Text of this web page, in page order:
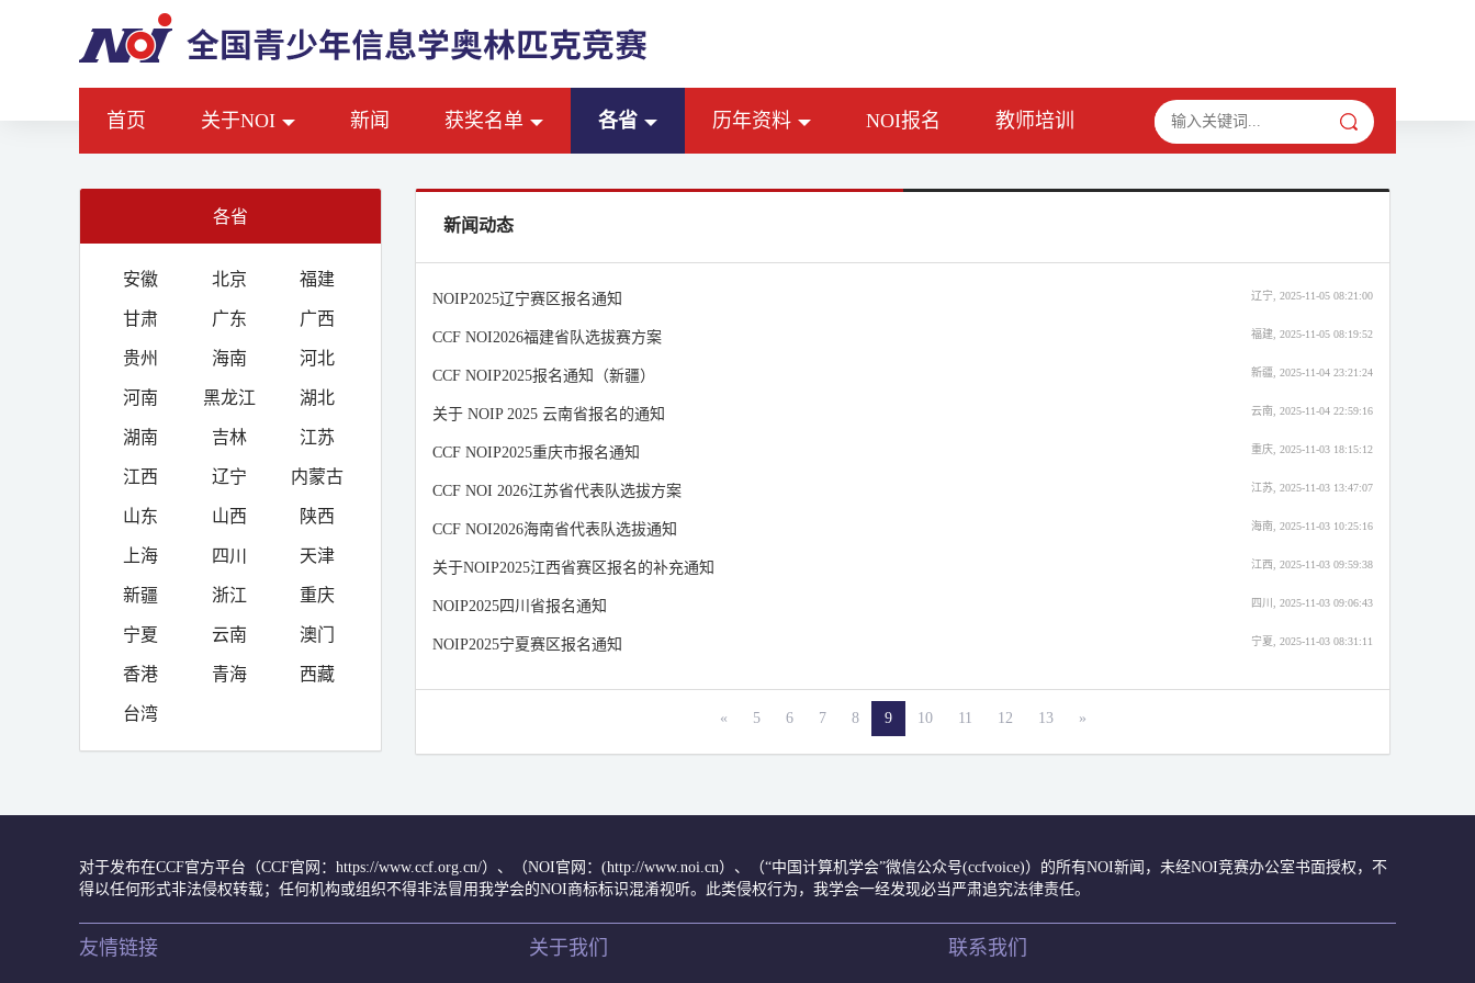
首页 关于NOI 新闻 获奖名单 各省 历年资料 NOI报名 教师培训
各省
安徽 北京 福建
甘肃 广东 广西
贵州 海南 河北
河南 黑龙江 湖北
湖南 吉林 江苏
江西 辽宁 内蒙古
山东 山西 陕西
上海 四川 天津
新疆 浙江 重庆
宁夏 云南 澳门
香港 青海 西藏
台湾
新闻动态
NOIP2025辽宁赛区报名通知 辽宁, 2025-11-05 08:21:00
CCF NOI2026福建省队选拔赛方案 福建, 2025-11-05 08:19:52
CCF NOIP2025报名通知（新疆） 新疆, 2025-11-04 23:21:24
关于 NOIP 2025 云南省报名的通知 云南, 2025-11-04 22:59:16
CCF NOIP2025重庆市报名通知 重庆, 2025-11-03 18:15:12
CCF NOI 2026江苏省代表队选拔方案 江苏, 2025-11-03 13:47:07
CCF NOI2026海南省代表队选拔通知 海南, 2025-11-03 10:25:16
关于NOIP2025江西省赛区报名的补充通知 江西, 2025-11-03 09:59:38
NOIP2025四川省报名通知 四川, 2025-11-03 09:06:43
NOIP2025宁夏赛区报名通知 宁夏, 2025-11-03 08:31:11
« 5 6 7 8 9 10 11 12 13 »
对于发布在CCF官方平台（CCF官网：https://www.ccf.org.cn/）、（NOI官网：(http://www.noi.cn）、（“中国计算机学会”微信公众号(ccfvoice)）的所有NOI新闻，未经NOI竞赛办公室书面授权，不
得以任何形式非法侵权转载；任何机构或组织不得非法冒用我学会的NOI商标标识混淆视听。此类侵权行为，我学会一经发现必当严肃追究法律责任。
友情链接 关于我们 联系我们